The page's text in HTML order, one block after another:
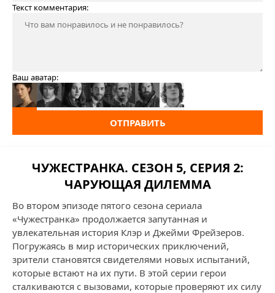
Текст комментария:
Ваш аватар:
ОТПРАВИТЬ
ЧУЖЕСТРАНКА. СЕЗОН 5, СЕРИЯ 2:
ЧАРУЮЩАЯ ДИЛЕММА
Во втором эпизоде пятого сезона сериала
«Чужестранка» продолжается запутанная и
увлекательная история Клэр и Джейми Фрейзеров.
Погружаясь в мир исторических приключений,
зрители становятся свидетелями новых испытаний,
которые встают на их пути. В этой серии герои
сталкиваются с вызовами, которые проверяют их силу